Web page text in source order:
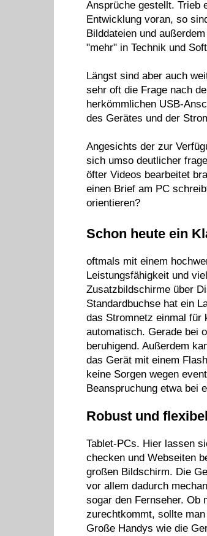
Ansprüche gestellt. Trieb
Entwicklung voran, so
Bilddateien und
"mehr" in Technik und
Längst sind aber auch
sehr oft die Frage nach
herkömmlichen USB-
des Gerätes und der
Angesichts der zur
sich umso deutlicher
öfter Videos bearbeitet
einen Brief am PC
orientieren?
Schon heute ein
oftmals mit einem
Leistungsfähigkeit und
Zusatzbildschirme über
Standardbuchse hat ein
das Stromnetz einmal für
automatisch. Gerade bei
beruhigend. Außerdem
das Gerät mit einem
keine Sorgen wegen
Beanspruchung etwa bei
Robust und
Tablet-PCs. Hier lassen
checken und Webseiten
großen Bildschirm. Die
vor allem dadurch
sogar den Fernseher. Ob
zurechtkommt, sollte
Große Handys wie die